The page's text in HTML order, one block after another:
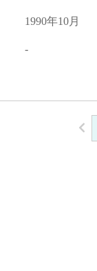
1990年10月
-